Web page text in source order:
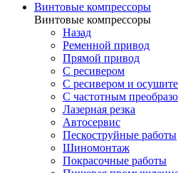
Винтовые компрессоры
Винтовые компрессоры
Назад
Ременной привод
Прямой привод
С ресивером
С ресивером и
С частотным
Лазерная резка
Автосервис
Пескоструйные работы
Шиномонтаж
Покрасочные работы